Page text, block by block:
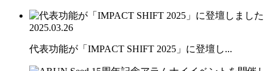
2025.03.26
代表功能が「IMPACT SHIFT 2025」に登壇し...